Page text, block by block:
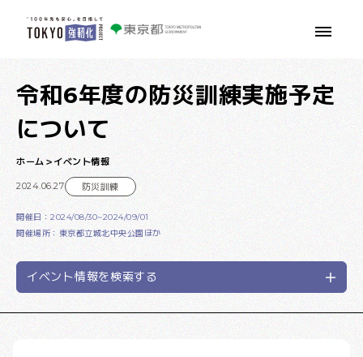
本文へ移動
令和6年度の防災訓練実施予定
について
ホーム イベント情報
2024.06.27 防災訓練
開催日：2024/08/30~2024/09/01
開催場所：東京都立城北中央公園ほか
イベント情報を検索する